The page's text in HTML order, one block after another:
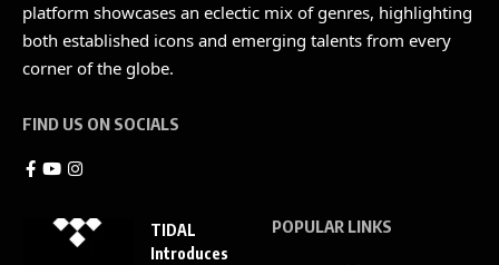
platform showcases an eclectic mix of genres, highlighting
both established icons and emerging talents from every
corner of the globe.
FIND US ON SOCIALS
TIDAL
Introduces
POPULAR LINKS